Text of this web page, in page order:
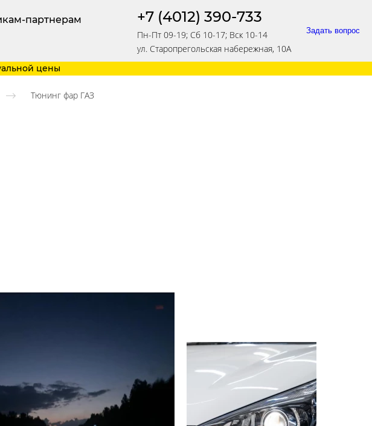
партнерам
+7 (4012) 390-733
Пн-Пт 09-19; Сб 10-17; Вск 10-14
ул. Старопрегольская набережная, 10А
Задать вопрос
цены
Тюнинг фар ГАЗ